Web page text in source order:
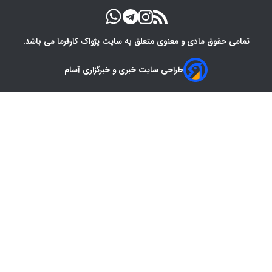
تمامی حقوق مادی و معنوی متعلق به سایت پژواک کارفرما می باشد.
طراحی سایت خبری و خبرگزاری آسام